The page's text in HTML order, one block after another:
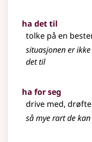
ha det til
tolke på en
situasjonen er
det til
ha for seg
drive med,
så mye rart de